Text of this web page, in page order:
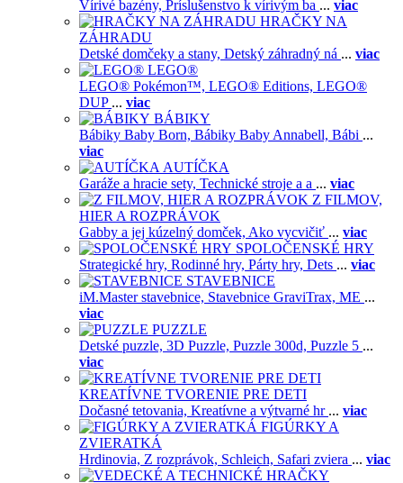
Vírivé bazény, Príslušenstvo k vírivým ba ... viac
HRAČKY NA
ZÁHRADU
Detské domčeky a stany, Detský záhradný ná ... viac
LEGO®
LEGO® Pokémon™, LEGO® Editions, LEGO®
DUP ... viac
BÁBIKY
Bábiky Baby Born, Bábiky Baby Annabell, Bábi ...
viac
AUTÍČKA
Garáže a hracie sety, Technické stroje a a ... viac
Z FILMOV,
HIER A ROZPRÁVOK
Gabby a jej kúzelný domček, Ako vycvičiť ... viac
SPOLOČENSKÉ HRY
Strategické hry, Rodinné hry, Párty hry, Dets ... viac
STAVEBNICE
iM.Master stavebnice, Stavebnice GraviTrax, ME ...
viac
PUZZLE
Detské puzzle, 3D Puzzle, Puzzle 300d, Puzzle 5 ...
viac
KREATÍVNE TVORENIE PRE DETI
Dočasné tetovania, Kreatívne a výtvarné hr ... viac
FIGÚRKY A
ZVIERATKÁ
Hrdinovia, Z rozprávok, Schleich, Safari zviera ... viac